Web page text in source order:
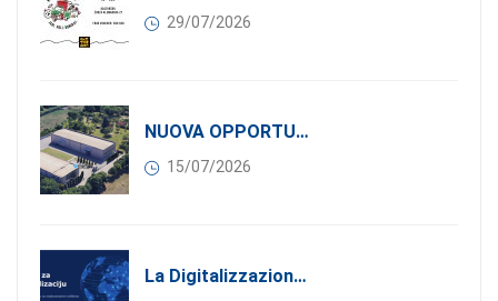
29/07/2026
NUOVA OPPORTUNITÀ DI BUSINESS PER I SOCI DI CONFINDUSTRIA SERBIA: Affitasi Un Moderno Capannone Industriale A Pančevo – 1.200 M² Nella Zona Industriale
15/07/2026
La Digitalizzazione Come Motore Dell’internazionalizzazione